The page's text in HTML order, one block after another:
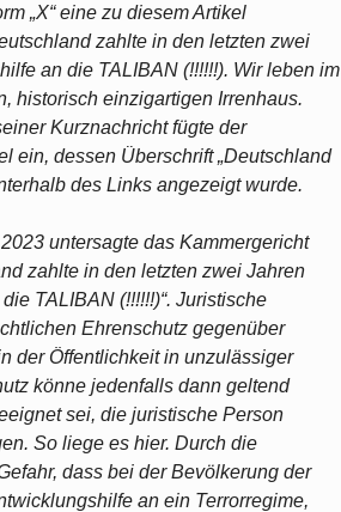
„X“ eine zu diesem Artikel
zahlte in den letzten zwei
an die TALIBAN (!!!!!!). Wir leben im
historisch einzigartigen Irrenhaus.
Kurznachricht fügte der
ein, dessen Überschrift „Deutschland
des Links angezeigt wurde.
untersagte das Kammergericht
zahlte in den letzten zwei Jahren
TALIBAN (!!!!!!)“. Juristische
Ehrenschutz gegenüber
der Öffentlichkeit in unzulässiger
könne jedenfalls dann geltend
sei, die juristische Person
So liege es hier. Durch die
dass bei der Bevölkerung der
an ein Terrorregime,